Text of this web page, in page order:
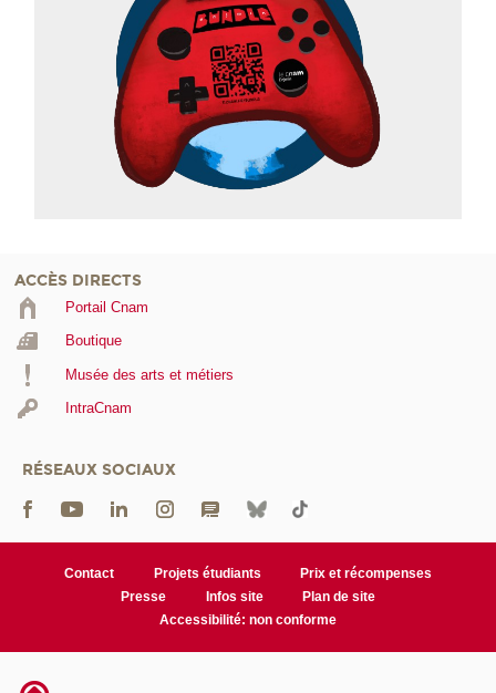
ACCÈS DIRECTS
Portail Cnam
Boutique
Musée des arts et métiers
IntraCnam
RÉSEAUX SOCIAUX
Contact Projets étudiants
Prix et récompenses
Presse
Infos site
Plan de site
Accessibilité: non conforme